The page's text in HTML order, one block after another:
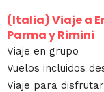
(Italia)Viaje a
Parma y Rimini
Viaje en grupo
Vuelos incluidos
Viaje para